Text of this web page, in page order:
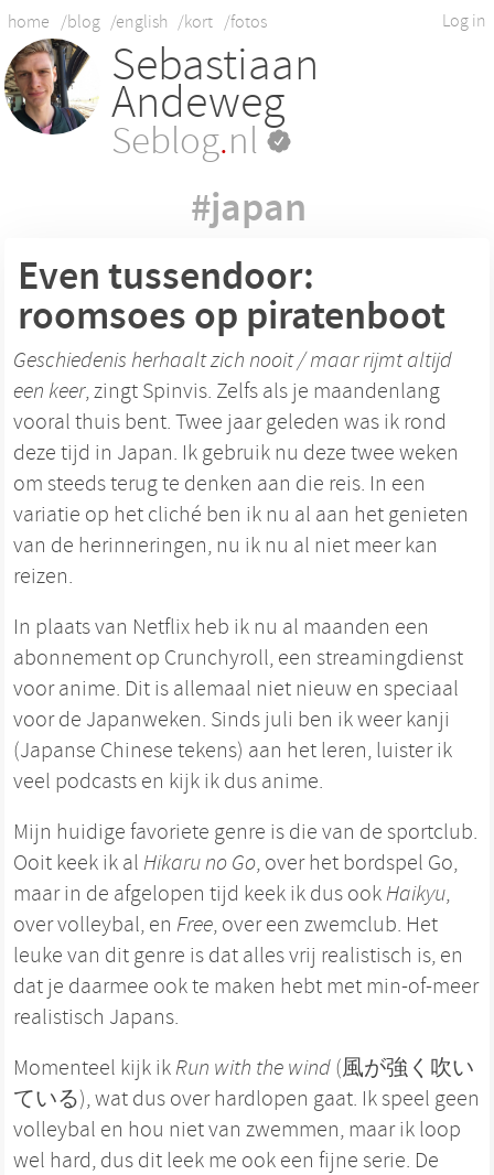
Log in
home /blog /english /kort /fotos
Sebastiaan
Andeweg
Seblog.nl
#japan
Even tussendoor:
roomsoes op piratenboot
Geschiedenis herhaalt zich nooit / maar rijmt altijd
een keer, zingt Spinvis. Zelfs als je maandenlang
vooral thuis bent. Twee jaar geleden was ik rond
deze tijd in Japan. Ik gebruik nu deze twee weken
om steeds terug te denken aan die reis. In een
variatie op het cliché ben ik nu al aan het genieten
van de herinneringen, nu ik nu al niet meer kan
reizen.
In plaats van Netflix heb ik nu al maanden een
abonnement op Crunchyroll, een streamingdienst
voor anime. Dit is allemaal niet nieuw en speciaal
voor de Japanweken. Sinds juli ben ik weer kanji
(Japanse Chinese tekens) aan het leren, luister ik
veel podcasts en kijk ik dus anime.
Mijn huidige favoriete genre is die van de sportclub.
Ooit keek ik al Hikaru no Go, over het bordspel Go,
maar in de afgelopen tijd keek ik dus ook Haikyu,
over volleybal, en Free, over een zwemclub. Het
leuke van dit genre is dat alles vrij realistisch is, en
dat je daarmee ook te maken hebt met min-of-meer
realistisch Japans.
Momenteel kijk ik Run with the wind (風が強く吹い
ている), wat dus over hardlopen gaat. Ik speel geen
volleybal en hou niet van zwemmen, maar ik loop
wel hard, dus dit leek me ook een fijne serie. De